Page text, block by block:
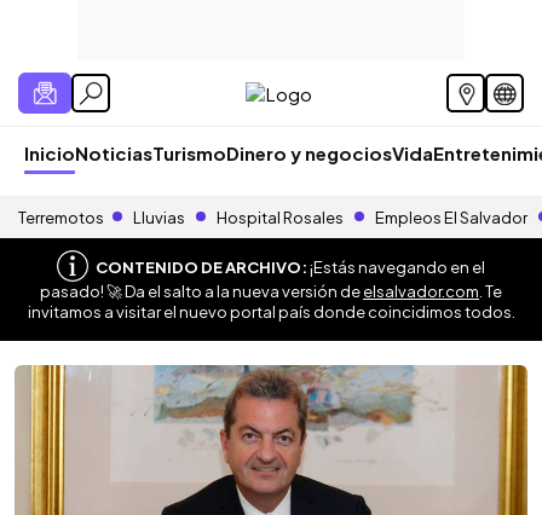
InicioNoticiasTurismoDinero y negociosVida
Terremotos Lluvias Hospital Rosales Empleos El Salvador
CONTENIDO DE ARCHIVO:¡Estás navegando en el
pasado! 🚀 Da el salto a la nueva versión deelsalvador.com . Te
invitamos a visitar el nuevo portal país donde coincidimos todos.